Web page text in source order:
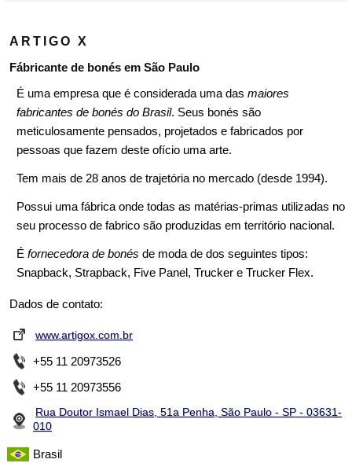
HELPY BONES
KYOODAI
ARTIGO X
Fábricante de bonés em São Paulo
É uma empresa que é considerada uma das maiores
fabricantes de bonés do Brasil. Seus bonés são
meticulosamente pensados, projetados e fabricados por
pessoas que fazem deste ofício uma arte.
Tem mais de 28 anos de trajetória no mercado (desde 1994).
Possui uma fábrica onde todas as matérias-primas utilizadas no
seu processo de fabrico são produzidas em território nacional.
É fornecedora de bonés de moda de dos seguintes tipos:
Snapback, Strapback, Five Panel, Trucker e Trucker Flex.
Dados de contato:
www.artigox.com.br
+55 11 20973526
+55 11 20973556
Rua Doutor Ismael Dias, 51a Penha, São Paulo - SP - 03631-
010
Brasil